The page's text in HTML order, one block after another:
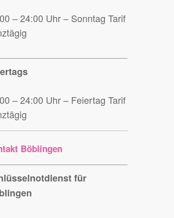
– 24:00 Uhr – Sonntag Tarif
– 24:00 Uhr – Feiertag Tarif
Böblingen
für